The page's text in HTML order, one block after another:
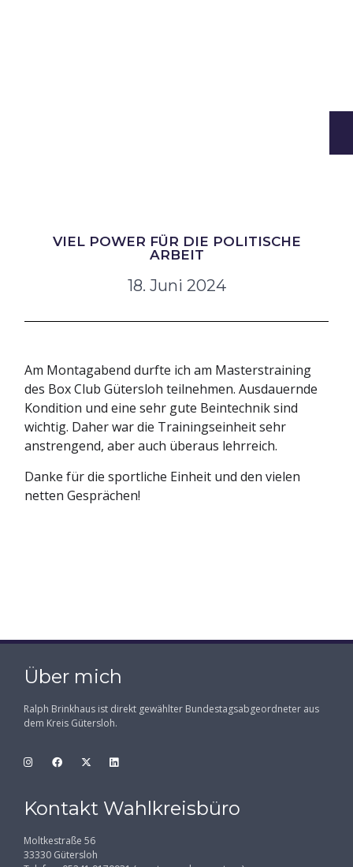
VIEL POWER FÜR DIE POLITISCHE
ARBEIT
18. Juni 2024
Am Montagabend durfte ich am Masterstraining
des Box Club Gütersloh teilnehmen. Ausdauernde
Kondition und eine sehr gute Beintechnik sind
wichtig. Daher war die Trainingseinheit sehr
anstrengend, aber auch überaus lehrreich.
Danke für die sportliche Einheit und den vielen
netten Gesprächen!
Über mich
Ralph Brinkhaus ist direkt gewählter Bundestagsabgeordneter aus
dem Kreis Gütersloh.
Kontakt Wahlkreisbüro
Moltkestraße 56
33330 Gütersloh